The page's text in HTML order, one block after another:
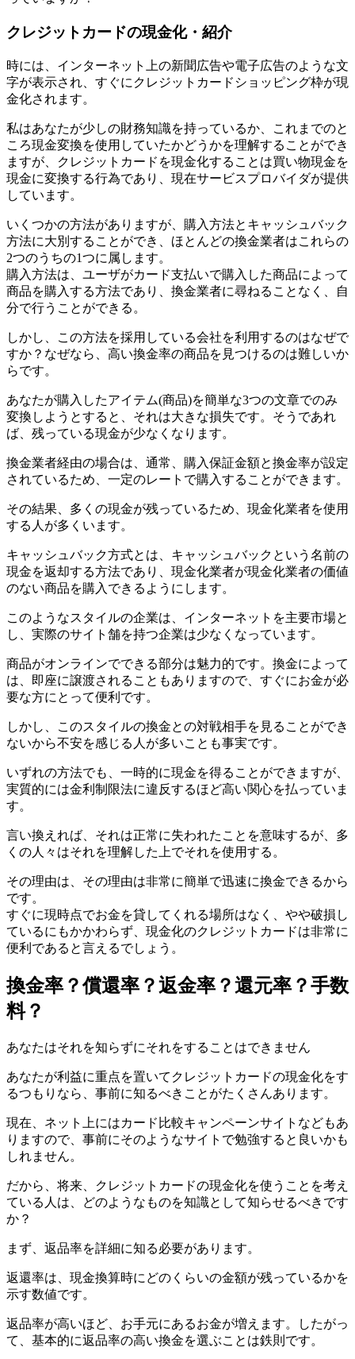
クレジットカードの現金化・紹介
時には、インターネット上の新聞広告や電子広告のような文
字が表示され、すぐにクレジットカードショッピング枠が現
金化されます。
私はあなたが少しの財務知識を持っているか、これまでのと
ころ現金変換を使用していたかどうかを理解することができ
ますが、クレジットカードを現金化することは買い物現金を
現金に変換する行為であり、現在サービスプロバイダが提供
しています。
いくつかの方法がありますが、購入方法とキャッシュバック
方法に大別することができ、ほとんどの換金業者はこれらの
2つのうちの1つに属します。
購入方法は、ユーザがカード支払いで購入した商品によって
商品を購入する方法であり、換金業者に尋ねることなく、自
分で行うことができる。
しかし、この方法を採用している会社を利用するのはなぜで
すか？なぜなら、高い換金率の商品を見つけるのは難しいか
らです。
あなたが購入したアイテム(商品)を簡単な3つの文章でのみ
変換しようとすると、それは大きな損失です。そうであれ
ば、残っている現金が少なくなります。
換金業者経由の場合は、通常、購入保証金額と換金率が設定
されているため、一定のレートで購入することができます。
その結果、多くの現金が残っているため、現金化業者を使用
する人が多くいます。
キャッシュバック方式とは、キャッシュバックという名前の
現金を返却する方法であり、現金化業者が現金化業者の価値
のない商品を購入できるようにします。
このようなスタイルの企業は、インターネットを主要市場と
し、実際のサイト舗を持つ企業は少なくなっています。
商品がオンラインでできる部分は魅力的です。換金によって
は、即座に譲渡されることもありますので、すぐにお金が必
要な方にとって便利です。
しかし、このスタイルの換金との対戦相手を見ることができ
ないから不安を感じる人が多いことも事実です。
いずれの方法でも、一時的に現金を得ることができますが、
実質的には金利制限法に違反するほど高い関心を払っていま
す。
言い換えれば、それは正常に失われたことを意味するが、多
くの人々はそれを理解した上でそれを使用する。
その理由は、その理由は非常に簡単で迅速に換金できるから
です。
すぐに現時点でお金を貸してくれる場所はなく、やや破損し
ているにもかかわらず、現金化のクレジットカードは非常に
便利であると言えるでしょう。
換金率？償還率？返金率？還元率？手数
料？
あなたはそれを知らずにそれをすることはできません
あなたが利益に重点を置いてクレジットカードの現金化をす
るつもりなら、事前に知るべきことがたくさんあります。
現在、ネット上にはカード比較キャンペーンサイトなどもあ
りますので、事前にそのようなサイトで勉強すると良いかも
しれません。
だから、将来、クレジットカードの現金化を使うことを考え
ている人は、どのようなものを知識として知らせるべきです
か？
まず、返品率を詳細に知る必要があります。
返還率は、現金換算時にどのくらいの金額が残っているかを
示す数値です。
返品率が高いほど、お手元にあるお金が増えます。したがっ
て、基本的に返品率の高い換金を選ぶことは鉄則です。